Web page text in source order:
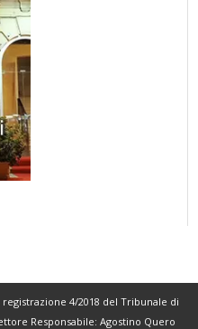
4/2018 del Tribunale di
Responsabile: Agostino Quero